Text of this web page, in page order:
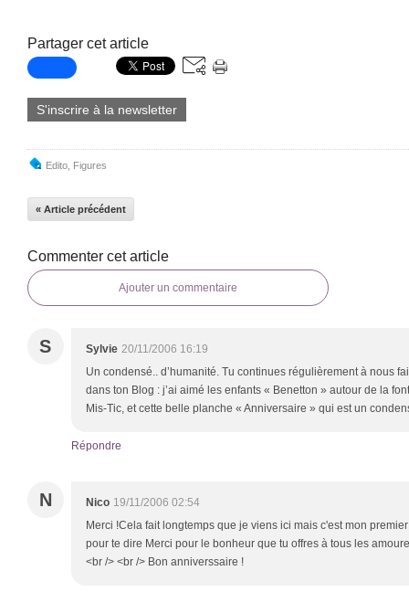
Partager cet article
S'inscrire à la newsletter
Edito Figures
« Article précédent
Commenter cet article
Ajouter un commentaire
S Sylvie 20/11/2006 16:19
Un condensé.. d’humanité. Tu continues régulièrement à nous
dans ton Blog : j’ai aimé les enfants « Benetton » autour de la
Mis-Tic, et cette belle planche « Anniversaire » qui est un
Répondre
N Nico 19/11/2006 02:54
Merci !Cela fait longtemps que je viens ici mais c'est mon
pour te dire Merci pour le bonheur que tu offres à tous les
<br /> <br /> Bon anniverssaire !